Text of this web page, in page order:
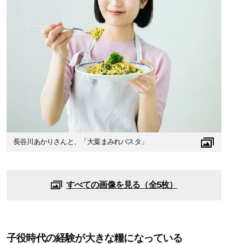
長谷川あかりさんと、「大葉まみれパスタ」
すべての画像を見る（全5枚）
子役時代の経験が大きな糧になっている